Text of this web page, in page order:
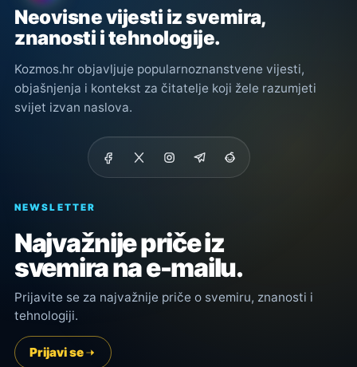
Neovisne vijesti iz svemira,
znanosti i tehnologije.
Kozmos.hr objavljuje popularnoznanstvene vijesti,
objašnjenja i kontekst za čitatelje koji žele razumjeti
svijet izvan naslova.
NEWSLETTER
Najvažnije priče iz
svemira na e-mailu.
Prijavite se za najvažnije priče o svemiru, znanosti i
tehnologiji.
Prijavi se